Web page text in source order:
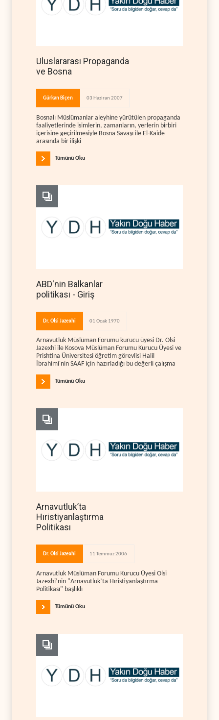
Uluslararası Propaganda
ve Bosna
Gürkan Biçen 03 Haziran 2007
Bosnalı Müslümanlar aleyhine yürütülen propaganda
faaliyetlerinde isimlerin, zamanların, yerlerin birbiri
içerisine geçirilmesiyle Bosna Savaşı ile El-Kaide
arasında bir ilişki
Tümünü Oku
ABD'nin Balkanlar
politikası - Giriş
Dr. Olsi Jazexhi 01 Ocak 1970
Arnavutluk Müslüman Forumu kurucu üyesi Dr. Olsi
Jazexhi ile Kosova Müslüman Forumu Kurucu Üyesi ve
Prishtina Üniversitesi öğretim görevlisi Halil
İbrahimi'nin SAAF için hazırladığı bu değerli çalışma
Tümünü Oku
Arnavutluk’ta
Hıristiyanlaştırma
Politikası
Dr. Olsi Jazexhi 11 Temmuz 2006
Arnavutluk Müslüman Forumu Kurucu Üyesi Olsi
Jazexhi’nin "Arnavutluk’ta Hıristiyanlaştırma
Politikası" başlıklı
Tümünü Oku